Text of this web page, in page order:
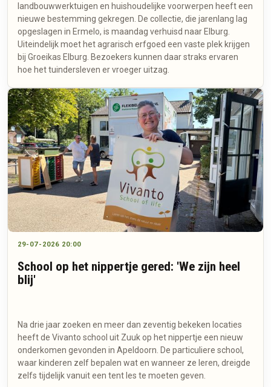
landbouwwerktuigen en huishoudelijke voorwerpen heeft een
nieuwe bestemming gekregen. De collectie, die jarenlang lag
opgeslagen in Ermelo, is maandag verhuisd naar Elburg.
Uiteindelijk moet het agrarisch erfgoed een vaste plek krijgen
bij Groeikas Elburg. Bezoekers kunnen daar straks ervaren
hoe het tuindersleven er vroeger uitzag.
29-07-2026 20:00
School op het nippertje gered: 'We zijn heel
blij'
Na drie jaar zoeken en meer dan zeventig bekeken locaties
heeft de Vivanto school uit Zuuk op het nippertje een nieuw
onderkomen gevonden in Apeldoorn. De particuliere school,
waar kinderen zelf bepalen wat en wanneer ze leren, dreigde
zelfs tijdelijk vanuit een tent les te moeten geven.